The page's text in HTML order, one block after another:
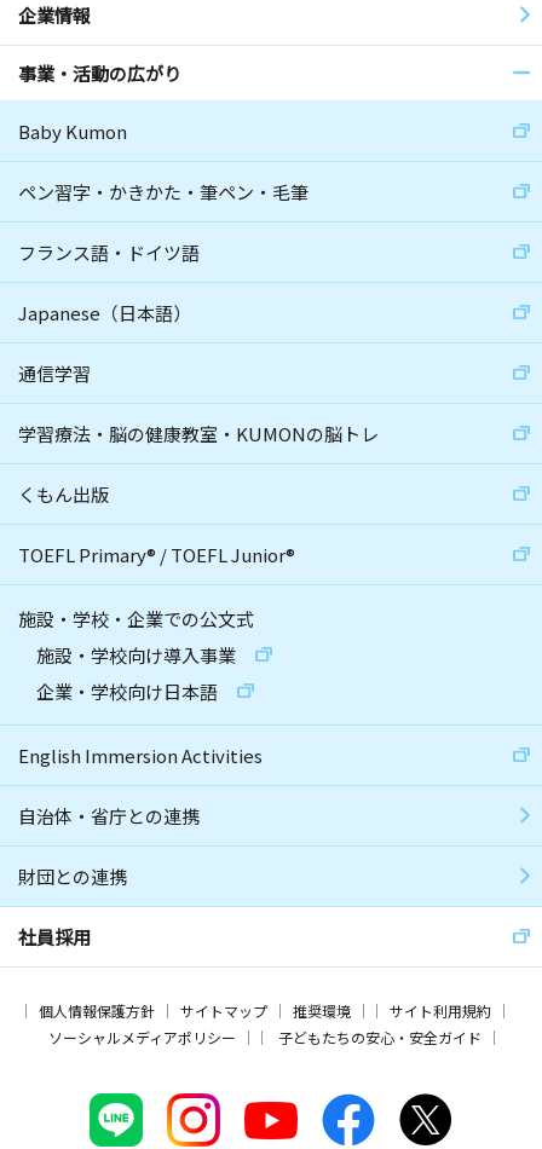
企業情報
事業・活動の広がり
Baby Kumon
ペン習字・かきかた・筆ペン・毛筆
フランス語・ドイツ語
Japanese（日本語）
通信学習
学習療法・脳の健康教室・KUMONの脳トレ
くもん出版
TOEFL Primary® /TOEFL Junior®
施設・学校・企業での公文式
施設・学校向け導入事業
企業・学校向け日本語
English Immersion Activities
自治体・省庁との連携
財団との連携
社員採用
個人情報保護方針 サイトマップ 推奨環境
サイト利用規約
ソーシャルメディアポリシー
子どもたちの安心・安全ガイド